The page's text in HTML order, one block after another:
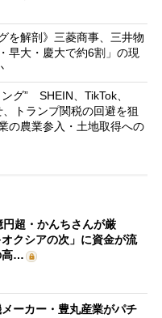
を解剖》三菱商事、三井物
早大・慶大で約6割」の現
グ” SHEIN、TikTok、
トランプ関税の回避を狙
の農業参入・土地取得への
円超・かんちさんが厳
クシアの次」に資金が流
高…
ーカー・豊丸産業がパチ